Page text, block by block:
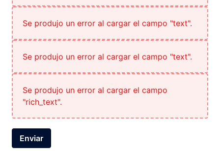
Se produjo un error al cargar el campo "text".
Se produjo un error al cargar el campo "text".
Se produjo un error al cargar el campo
"rich_text".
Enviar